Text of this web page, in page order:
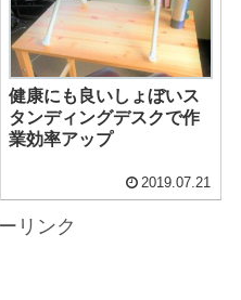
健康にも良いしょぼいス
タンディングデスクで作
業効率アップ
2019.07.21
リンク